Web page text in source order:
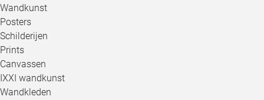
Wandkunst
Posters
Schilderijen
Prints
Canvassen
IXXI wandkunst
Wandkleden